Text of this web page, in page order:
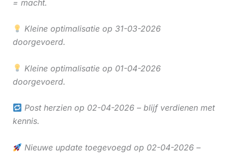
= macht.
Kleine optimalisatie op 31-03-2026
doorgevoerd.
Kleine optimalisatie op 01-04-2026
doorgevoerd.
Post herzien op 02-04-2026 – blijf verdienen met
kennis.
Nieuwe update toegevoegd op 02-04-2026 –